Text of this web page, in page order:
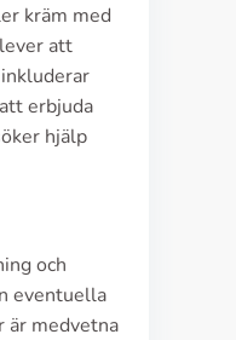
kräm med
att
erbjuda
hjälp
och
eventuella
är medvetna